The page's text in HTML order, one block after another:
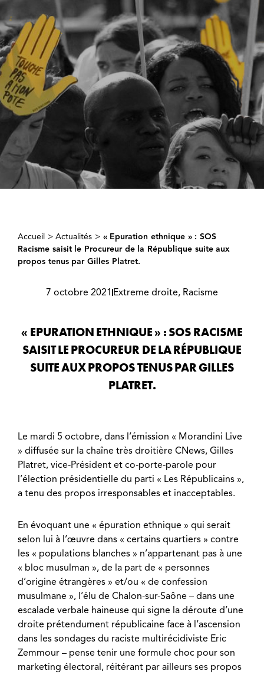
Accueil >Actualités > « Epuration ethnique » : SOS
Racisme saisit le Procureur de la République suite aux
propos tenus par Gilles Platret.
7 octobre 2021 Extreme droite, Racisme
« EPURATION ETHNIQUE » : SOS RACISME
SAISIT LE PROCUREUR DE LA RÉPUBLIQUE
SUITE AUX PROPOS TENUS PAR GILLES
PLATRET.
Le mardi 5 octobre, dans l’émission « Morandini Live
» diffusée sur la chaîne très droitière CNews, Gilles
Platret, vice-Président et co-porte-parole pour
l’élection présidentielle du parti « Les Républicains »,
a tenu des propos irresponsables et inacceptables.
En évoquant une « épuration ethnique » qui serait
selon lui à l’œuvre dans « certains quartiers » contre
les « populations blanches » n’appartenant pas à une
« bloc musulman », de la part de « personnes
d’origine étrangères » et/ou « de confession
musulmane », l’élu de Chalon-sur-Saône – dans une
escalade verbale haineuse qui signe la déroute d’une
droite prétendument républicaine face à l’ascension
dans les sondages du raciste multirécidiviste Eric
Zemmour – pense tenir une formule choc pour son
marketing électoral, réitérant par ailleurs ses propos